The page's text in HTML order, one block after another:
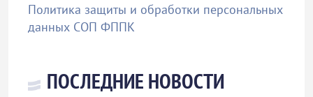
Политика защиты и обработки персональных
данных СОП ФППК
ПОСЛЕДНИЕ НОВОСТИ